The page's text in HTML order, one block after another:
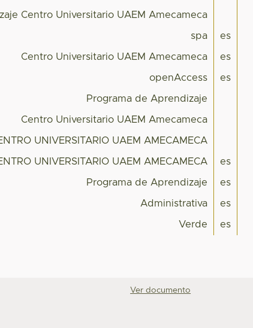
Centro Universitario UAEM Amecameca
spa es
Centro Universitario UAEM Amecameca es
openAccess es
Programa de Aprendizaje
Centro Universitario UAEM Amecameca
UNIVERSITARIO UAEM AMECAMECA
UNIVERSITARIO UAEM AMECAMECA es
Programa de Aprendizaje es
Administrativa es
Verde es
Ver documento